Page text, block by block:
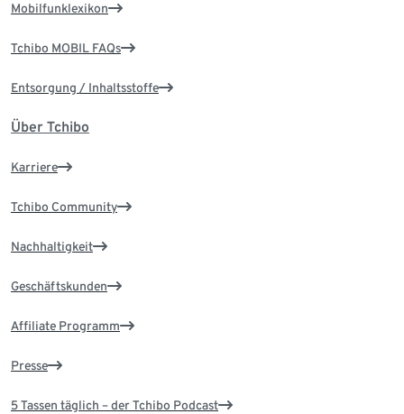
Mobilfunklexikon
Tchibo MOBIL FAQs
Entsorgung / Inhaltsstoffe
Über Tchibo
Karriere
Tchibo Community
Nachhaltigkeit
Geschäftskunden
Affiliate Programm
Presse
5 Tassen täglich – der Tchibo Podcast